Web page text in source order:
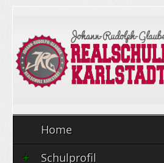
Home
Schulprofil